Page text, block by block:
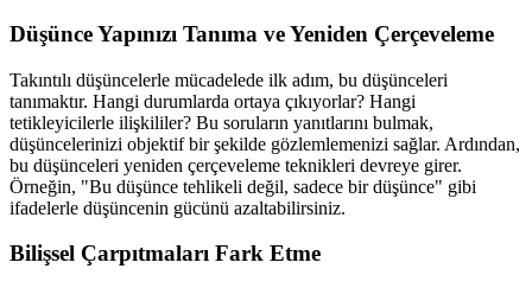
Düşünce Yapınızı Tanıma ve Yeniden Çerçeveleme
Takıntılı düşüncelerle mücadelede ilk adım, bu düşünceleri
tanımaktır. Hangi durumlarda ortaya çıkıyorlar? Hangi
tetikleyicilerle ilişkililer? Bu soruların yanıtlarını bulmak,
düşüncelerinizi objektif bir şekilde gözlemlemenizi sağlar. Ardından,
bu düşünceleri yeniden çerçeveleme teknikleri devreye girer.
Örneğin, "Bu düşünce tehlikeli değil, sadece bir düşünce" gibi
ifadelerle düşüncenin gücünü azaltabilirsiniz.
Bilişsel Çarpıtmaları Fark Etme